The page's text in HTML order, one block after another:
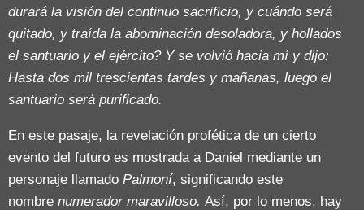
durará la visión del continuo sacrificio, y cuándo será
quitado, y traída la abominación desoladora, y hollados
el santuario y el ejército? Y se volvió hacia mí y dijo:
Hasta dos mil trescientas tardes y mañanas, luego el
santuario será purificado.
En este pasaje, la revelación profética de un cierto
evento del futuro es mostrada a Daniel mediante un
personaje llamado Palmoní, significando este
nombre numerador maravilloso. Así, por lo menos, hay